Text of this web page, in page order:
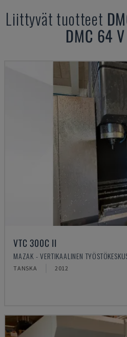
Liittyvät tuotteet
DMC 64
VTC 300C II
MAZAK - VERTIKAALINEN
TANSKA 2012